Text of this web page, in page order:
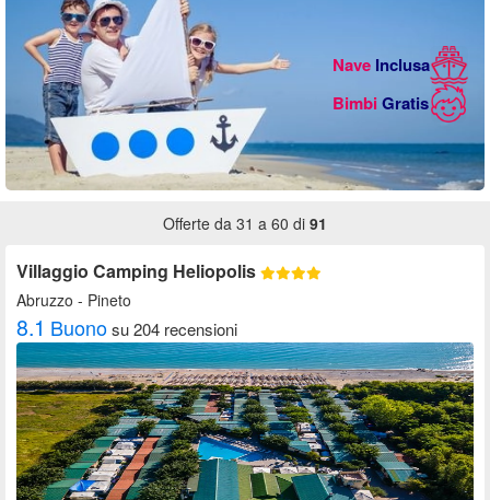
Offerte da 31 a 60 di 91
Villaggio Camping Heliopolis
Abruzzo - Pineto
8.1 Buonosu 204 recensioni